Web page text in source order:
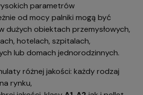
parametrów
od mocy palniki mogą być
dużych obiektach przemysłowych,
hotelach, szpitalach,
lub domach jednorodzinnych.
różnej jakości: każdy rodzaj
rynku,